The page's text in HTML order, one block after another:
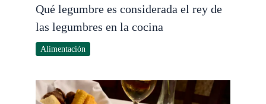
Qué legumbre es considerada el rey de
las legumbres en la cocina
Alimentación